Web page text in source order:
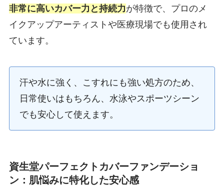
非常に高いカバー力と持続力が特徴で、プロのメ
イクアップアーティストや医療現場でも使用され
ています。
汗や水に強く、こすれにも強い処方のため、
日常使いはもちろん、水泳やスポーツシーン
でも安心して使えます。
資生堂パーフェクトカバーファンデーショ
ン：肌悩みに特化した安心感